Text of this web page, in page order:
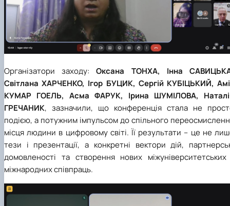
Організатори заходу:Оксана ТОНХА, Інна
Світлана ХАРЧЕНКО, Ігор БУЦИК, Сергій КУБІЦЬКИЙ,
КУМАР ГОЕЛЬ, Асма ФАРУК, Ірина ШУМІЛОВА,
ГРЕЧАНИК, зазначили, що конференція стала не
подією, а потужним імпульсом до спільного
місця людини в цифровому світі. Її результати – це не
тези і презентації, а конкретні вектори дій,
домовленості та створення нових міжуніверситетських
міжнародних співпраць.